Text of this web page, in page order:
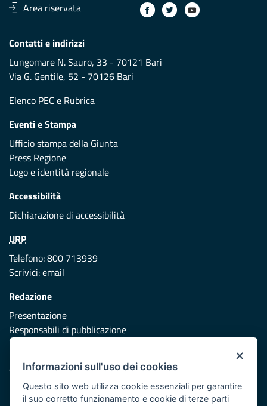
Area riservata
Contatti e indirizzi
Lungomare N. Sauro, 33 - 70121 Bari
Via G. Gentile, 52 - 70126 Bari
Elenco PEC e Rubrica
Eventi e Stampa
Ufficio stampa della Giunta
Press Regione
Logo e identità regionale
Accessibilità
Dichiarazione di accessibilità
URP
Telefono: 800 713939
Scrivici:email
Redazione
Presentazione
Responsabili di pubblicazione
Vai al sito di Protezione Civile Puglia
Iniziativa finanziata con risorse del POR Puglia 2014/2020 -
×
Informazioni sull'uso dei cookies
Questo sito web utilizza cookie essenziali per garantire
il suo corretto funzionamento e cookie di terze parti